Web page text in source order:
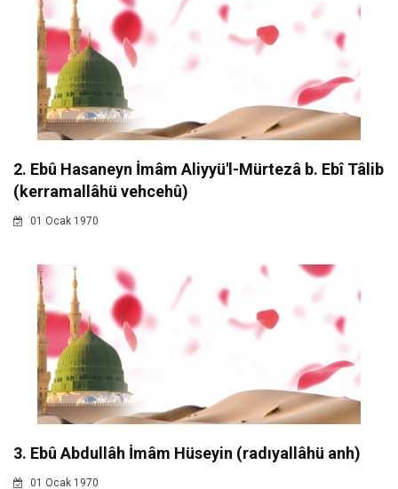
2. Ebû Hasaneyn İmâm Aliyyü'l-Mürtezâ b. Ebî Tâlib
(kerramallâhü vehcehû)
01 Ocak 1970
3. Ebû Abdullâh İmâm Hüseyin (radıyallâhü anh)
01 Ocak 1970